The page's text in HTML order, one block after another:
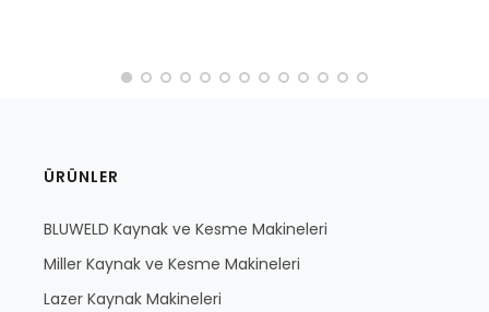
ÜRÜNLER
BLUWELD Kaynak ve Kesme Makineleri
Miller Kaynak ve Kesme Makineleri
Lazer Kaynak Makineleri